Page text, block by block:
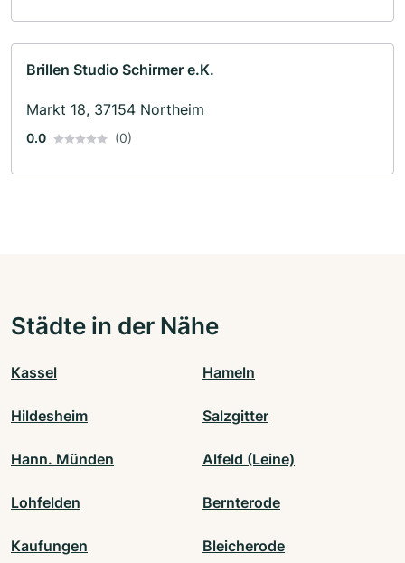
Brillen Studio Schirmer e.K.
Markt 18, 37154 Northeim
0.0 (0)
Städte in der Nähe
Kassel Hameln
Hildesheim Salzgitter
Hann. Münden Alfeld (Leine)
Lohfelden Bernterode
Kaufungen Bleicherode